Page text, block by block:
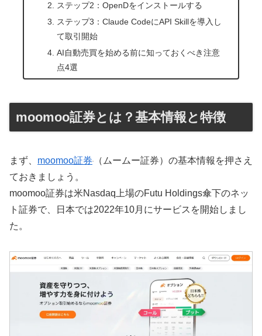
ステップ2：OpenDをインストールする
ステップ3：Claude CodeにAPI Skillを導入し
て取引開始
AI自動売買を始める前に知っておくべき注意
点4選
moomoo証券とは？基本情報と特徴
まず、 moomoo証券
（ムームー証券）の基本情報を押さえ
ておきましょう。
moomoo証券は米Nasdaq上場のFutu Holdings傘下のネッ
ト証券で、日本では2022年10月にサービスを開始しまし
た。